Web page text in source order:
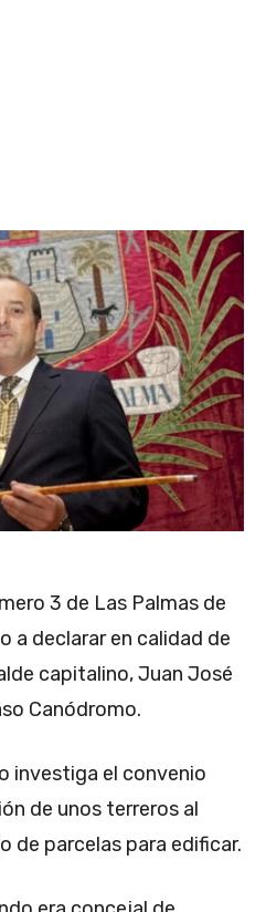
3 de Las Palmas de
a declarar en calidad de
capitalino, Juan José
Canódromo.
investiga el convenio
de unos terreros al
de parcelas para edificar.